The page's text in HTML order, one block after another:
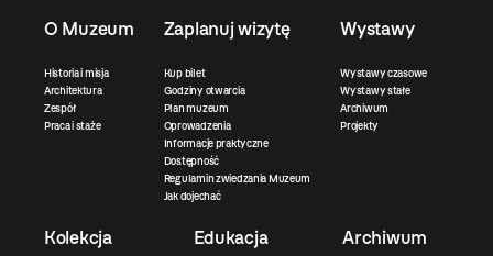
O Muzeum
Historia i misja
Architektura
Zespół
Praca i staże
Zaplanuj wizytę
Kup bilet
Godziny otwarcia
Plan muzeum
Oprowadzenia
Informacje praktyczne
Dostępność
Regulamin zwiedzania Muzeum
Jak dojechać
Wystawy
Wystawy czasowe
Wystawy stałe
Archiwum
Projekty
Kolekcja Edukacja Archiwum